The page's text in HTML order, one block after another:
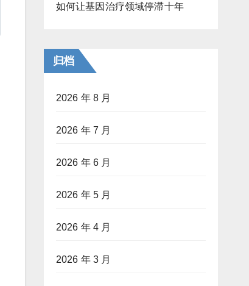
如何让基因治疗领域停滞十年
归档
2026 年 8 月
2026 年 7 月
2026 年 6 月
2026 年 5 月
2026 年 4 月
2026 年 3 月